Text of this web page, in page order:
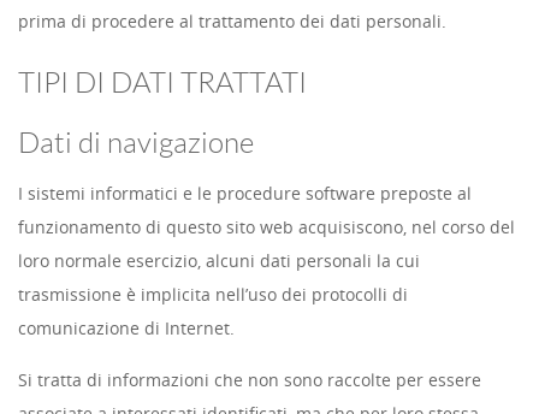
prima di procedere al trattamento dei dati personali.
TIPI DI DATI TRATTATI
Dati di navigazione
I sistemi informatici e le procedure software preposte al
funzionamento di questo sito web acquisiscono, nel corso del
loro normale esercizio, alcuni dati personali la cui
trasmissione è implicita nell’uso dei protocolli di
comunicazione di Internet.
Si tratta di informazioni che non sono raccolte per essere